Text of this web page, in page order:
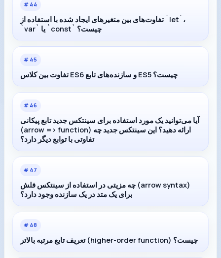
# 44
تفاوت‌های بین متغیرهای ایجاد شده با استفاده از `let`،
`var` یا `const` چیست؟
# 45
تفاوت بین کلاس ES6 و سازنده‌های تابع ES5 چیست؟
# 46
آیا می‌توانید یک مورد استفاده برای سینتکس جدید تابع پیکانی
(arrow => function) ارائه دهید؟ این سینتکس جدید چه
تفاوتی با توابع دیگر دارد؟
# 47
چه مزیتی در استفاده از سینتکس فلش (arrow syntax)
برای یک متد در یک سازنده وجود دارد؟
# 48
تعریف تابع مرتبه بالاتر (higher-order function) چیست؟